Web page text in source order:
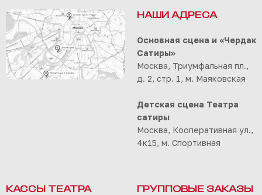
НАШИ АДРЕСА
Основная сцена и «Чердак
Сатиры»
Москва, Триумфальная пл.,
д. 2, стр. 1, м. Маяковская
Детская сцена Театра
сатиры
Москва, Кооперативная ул.,
4к15, м. Спортивная
КАССЫ ТЕАТРА
ГРУППОВЫЕ ЗАКАЗЫ